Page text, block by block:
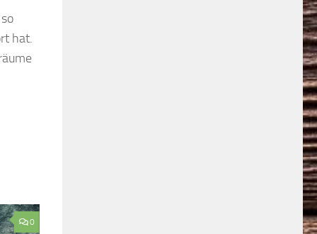
hat.
0